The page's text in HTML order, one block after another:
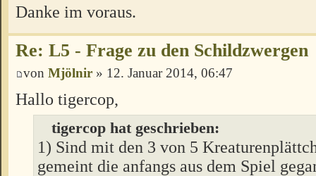
Danke im voraus.
Re: L5 - Frage zu den Schildzwergen
von Mjölnir » 12. Januar 2014, 06:47
Hallo tigercop,
tigercop hat geschrieben:
1) Sind mit den 3 von 5
gemeint die anfangs aus dem Spiel